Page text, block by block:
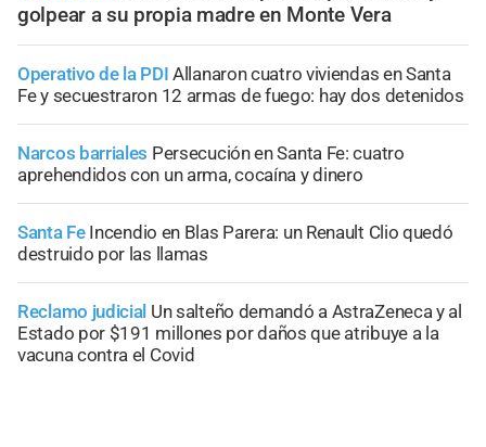
golpear a su propia madre en Monte Vera
Operativo de la PDI Allanaron cuatro viviendas en Santa
Fe y secuestraron 12 armas de fuego: hay dos detenidos
Narcos barriales Persecución en Santa Fe: cuatro
aprehendidos con un arma, cocaína y dinero
Santa Fe Incendio en Blas Parera: un Renault Clio quedó
destruido por las llamas
Reclamo judicial Un salteño demandó a AstraZeneca y al
Estado por $191 millones por daños que atribuye a la
vacuna contra el Covid